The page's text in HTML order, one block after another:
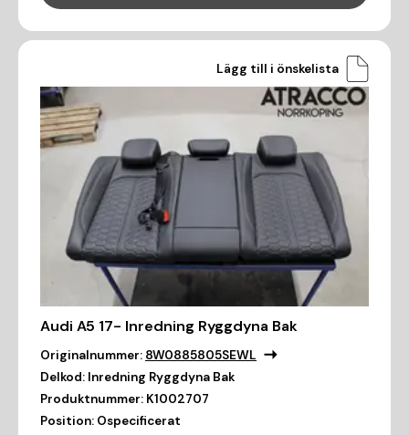
Lägg till i önskelista
Audi A5 17- Inredning Ryggdyna Bak
Originalnummer: 8W0885805SEWL
Delkod: Inredning Ryggdyna Bak
Produktnummer: K1002707
Position: Ospecificerat